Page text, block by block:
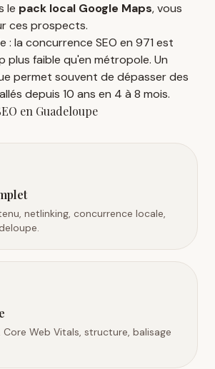
le pack local Google Maps, vous
ces prospects.
: la concurrence SEO en 971 est
plus faible qu'en métropole. Un
permet souvent de dépasser des
depuis 10 ans en 4 à 8 mois.
en Guadeloupe
netlinking, concurrence locale,
Core Web Vitals, structure, balisage